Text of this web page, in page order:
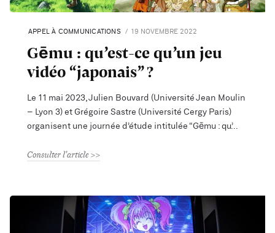
APPEL À COMMUNICATIONS 19 NOVEMBRE 2022
Gēmu : qu’est-ce qu’un jeu
vidéo “japonais” ?
Le 11 mai 2023, Julien Bouvard (Université Jean Moulin
– Lyon 3) et Grégoire Sastre (Université Cergy Paris)
organisent une journée d’étude intitulée “Gēmu : qu’
Consulter l'article